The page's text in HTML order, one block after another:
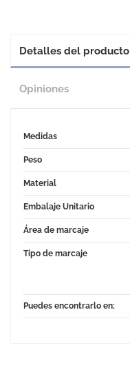
Detalles del producto
Opiniones
Medidas
Peso
Material
Embalaje Unitario
Área de marcaje
Tipo de marcaje
Puedes encontrarlo en: